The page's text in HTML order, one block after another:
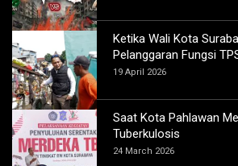
Ketika Wali Kota
Pelanggaran Fungsi
19 April 2026
Saat Kota Pahlawan
Tuberkulosis
24 March 2026